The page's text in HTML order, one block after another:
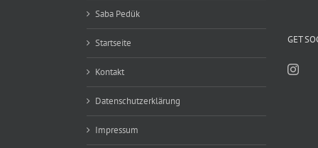
Saba Pedük
Startseite
Kontakt
Datenschutzerklärung
Impressum
GET